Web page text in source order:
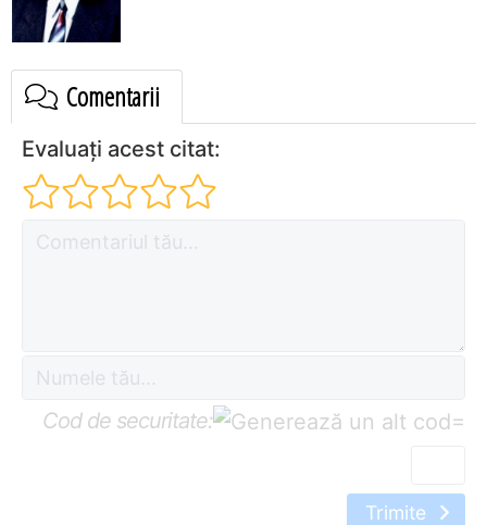
Comentarii
Evaluați acest citat:
Cod de securitate: =
Trimite